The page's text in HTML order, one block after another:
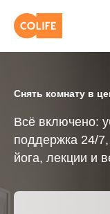
Снять комнату в
Всё включено:
поддержка 24/
йога, лекции и